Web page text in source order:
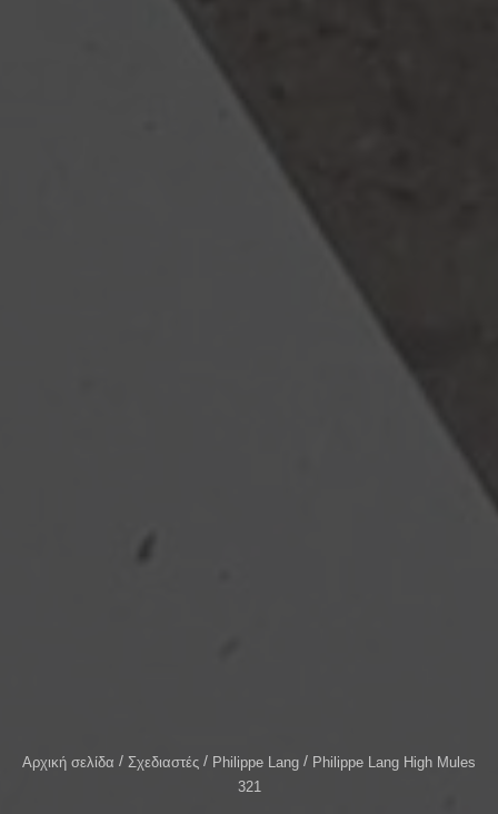
Αρχική σελίδα Σχεδιαστές Philippe Lang
Philippe Lang Ηigh Μules
321